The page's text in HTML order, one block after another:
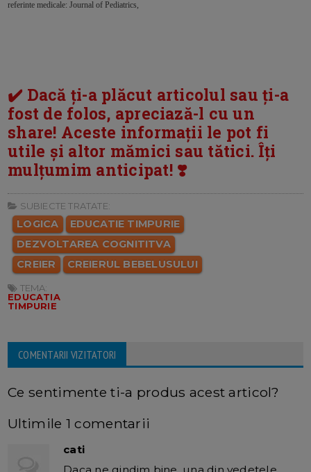
referinte medicale: Journal of Pediatrics,
✔️ Dacă ți-a plăcut articolul sau ți-a
fost de folos, apreciază-l cu un
share! Aceste informații le pot fi
utile și altor mămici sau tătici. Îți
mulțumim anticipat! ❣️
SUBIECTE TRATATE:
LOGICA
EDUCATIE TIMPURIE
DEZVOLTAREA COGNITITVA
CREIER
CREIERUL BEBELUSULUI
TEMA:
EDUCATIA
TIMPURIE
COMENTARII VIZITATORI
Ce sentimente ti-a produs acest articol?
Ultimile 1 comentarii
cati